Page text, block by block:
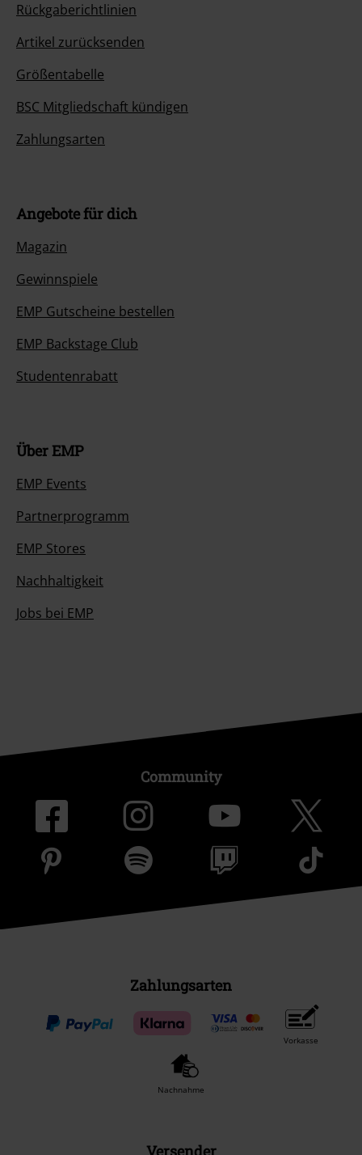
Rückgaberichtlinien
Artikel zurücksenden
Größentabelle
BSC Mitgliedschaft kündigen
Zahlungsarten
Angebote für dich
Magazin
Gewinnspiele
EMP Gutscheine bestellen
EMP Backstage Club
Studentenrabatt
Über EMP
EMP Events
Partnerprogramm
EMP Stores
Nachhaltigkeit
Jobs bei EMP
Community
Zahlungsarten
Vorkasse
Nachnahme
Versender